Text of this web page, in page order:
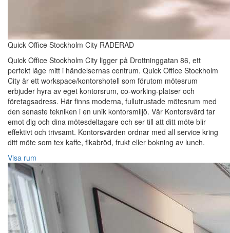
Quick Office Stockholm City RADERAD
Quick Office Stockholm City ligger på Drottninggatan 86, ett
perfekt läge mitt i händelsernas centrum. Quick Office Stockholm
City är ett workspace/kontorshotell som förutom mötesrum
erbjuder hyra av eget kontorsrum, co-working-platser och
företagsadress. Här finns moderna, fullutrustade mötesrum med
den senaste tekniken i en unik kontorsmiljö. Vår Kontorsvärd tar
emot dig och dina mötesdeltagare och ser till att ditt möte blir
effektivt och trivsamt. Kontorsvärden ordnar med all service kring
ditt möte som tex kaffe, fikabröd, frukt eller bokning av lunch.
Visa rum